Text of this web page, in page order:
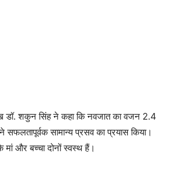
डॉ. शकुन सिंह ने कहा कि नवजात का वजन 2.4
सफलतापूर्वक सामान्य प्रसव का प्रयास किया।
मां और बच्चा दोनों स्वस्थ हैं।